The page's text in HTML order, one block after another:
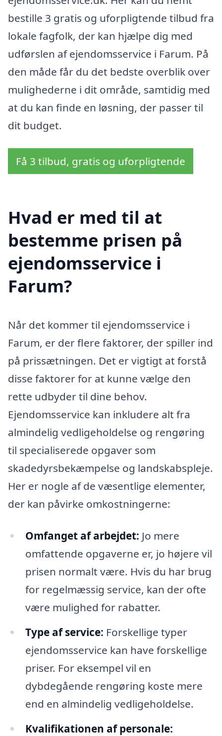
bestille 3 gratis og uforpligtende tilbud fra
lokale fagfolk, der kan hjælpe dig med
udførslen af ejendomsservice i Farum. På
den måde får du det bedste overblik over
mulighederne i dit område, samtidig med
at du kan finde en løsning, der passer til
dit budget.
Få 3 tilbud, gratis og uforpligtende
Hvad er med til at
bestemme prisen på
ejendomsservice i
Farum?
Når det kommer til ejendomsservice i
Farum, er der flere faktorer, der spiller ind
på prissætningen. Det er vigtigt at forstå
disse faktorer for at kunne vælge den
rette udbyder til dine behov.
Ejendomsservice kan inkludere alt fra
almindelig vedligeholdelse og rengøring
til specialiserede opgaver som
skadedyrsbekæmpelse og landskabspleje.
Her er nogle af de væsentlige elementer,
der kan påvirke omkostningerne:
Omfanget af arbejdet: Jo mere
omfattende opgaverne er, jo højere vil
prisen normalt være. Hvis du har brug
for regelmæssig service, kan der ofte
være mulighed for rabatter.
Type af service: Forskellige typer
ejendomsservice kan have forskellige
priser. For eksempel vil en
dybdegående rengøring koste mere
end en almindelig vedligeholdelse.
Kvalifikationen af personale: